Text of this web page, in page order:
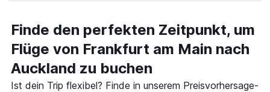
Finde den perfekten Zeitpunkt, um
Flüge von Frankfurt am Main nach
Auckland zu buchen
Ist dein Trip flexibel? Finde in unserem Preisvorhersage-